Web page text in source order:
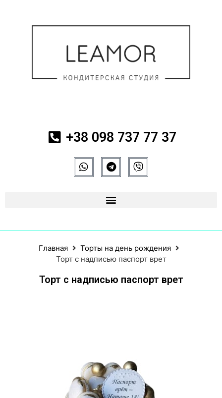
+38 098 737 77 37
Главная
Торты на день рождения
Торт с надписью паспорт врет
Торт с надписью паспорт врет